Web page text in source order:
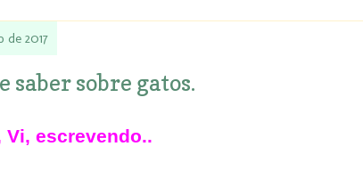
de 2017
saber sobre gatos.
escrevendo..